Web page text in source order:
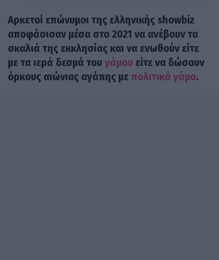
Αρκετοί επώνυμοι της ελληνικής showbiz
αποφάσισαν μέσα στο 2021 να ανέβουν τα
σκαλιά της εκκλησίας και να ενωθούν είτε
με τα ιερά δεσμά τουγάμου είτε να δώσουν
όρκους αιώνιας αγάπης μεπολιτικό γάμο.